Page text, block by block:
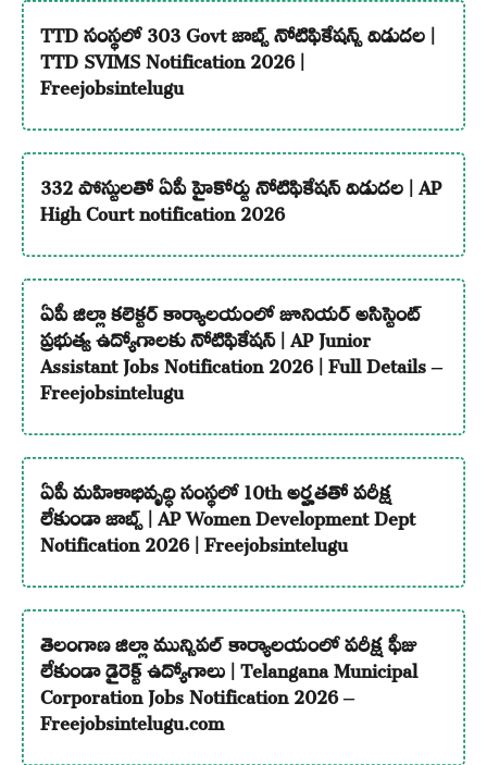
TTD సంస్థలో 303 Govt జాబ్స్ నోటిఫికేషన్స్ విడుదల |
TTD SVIMS Notification 2026 |
Freejobsintelugu
332 పోస్టులతో ఏపీ హైకోర్టు నోటిఫికేషన్ విడుదల | AP
High Court notification 2026
ఏపీ జిల్లా కలెక్టర్ కార్యాలయంలో జూనియర్ అసిస్టెంట్
ప్రభుత్వ ఉద్యోగాలకు నోటిఫికేషన్ | AP Junior
Assistant Jobs Notification 2026 | Full Details –
Freejobsintelugu
ఏపీ మహిళాభివృద్ధి సంస్థలో 10th అర్హతతో పరీక్ష
లేకుండా జాబ్స్ | AP Women Development Dept
Notification 2026 | Freejobsintelugu
తెలంగాణ జిల్లా మున్సిపల్ కార్యాలయంలో పరీక్ష ఫీజు
లేకుండా డైరెక్ట్ ఉద్యోగాలు | Telangana Municipal
Corporation Jobs Notification 2026 –
Freejobsintelugu.com